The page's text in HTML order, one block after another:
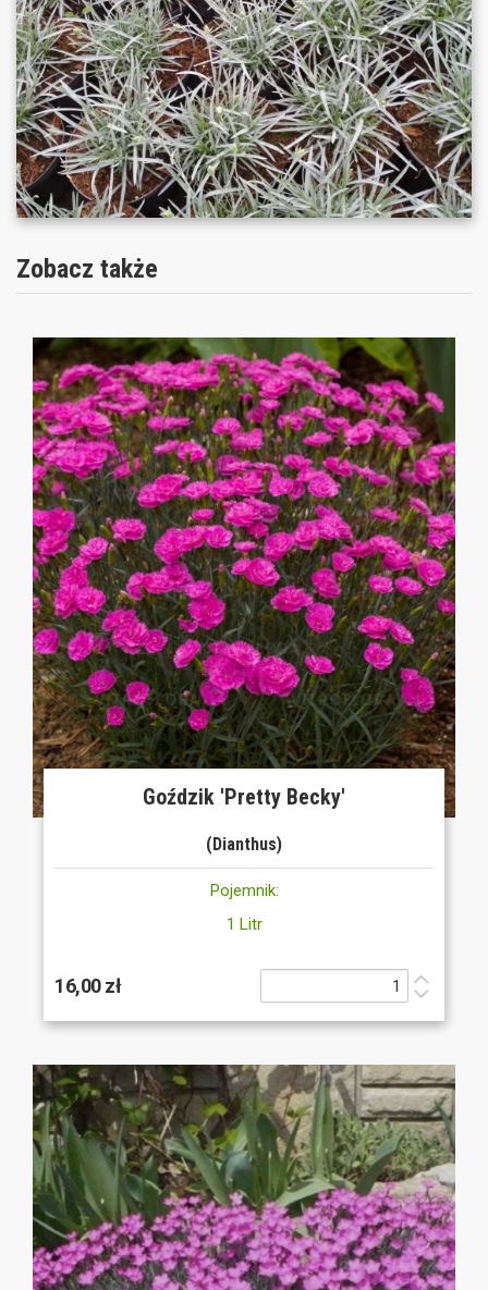
Zobacz także
Goździk 'Pretty Becky'
(Dianthus)
Pojemnik:
1 Litr
16,00 zł